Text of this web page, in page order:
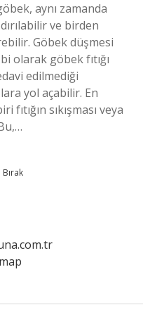
aynı zamanda
ve birden
Göbek düşmesi
olarak göbek fıtığı
edilmediği
yol açabilir. En
sıkışması veya